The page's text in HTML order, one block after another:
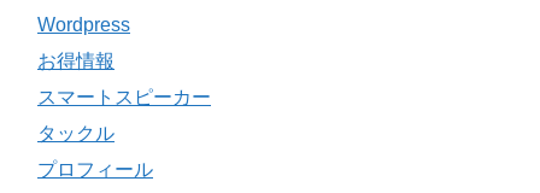
Wordpress
お得情報
スマートスピーカー
タックル
プロフィール